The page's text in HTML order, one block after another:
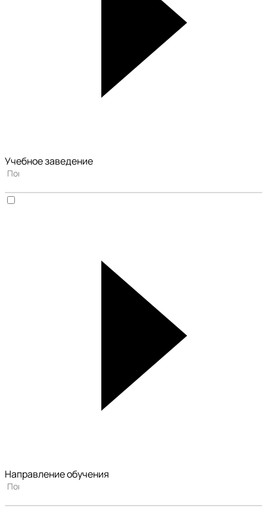
Учебное заведение
Направление обучения